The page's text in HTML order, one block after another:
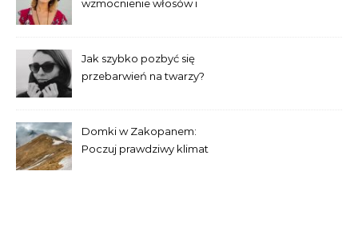
wzmocnienie włosów i
Jak szybko pozbyć się
przebarwień na twarzy?
Domki w Zakopanem:
Poczuj prawdziwy klimat